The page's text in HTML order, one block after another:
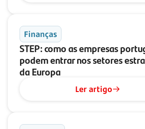
Finanças
STEP: como as empresas
podem entrar nos setores
da Europa
Ler artigo